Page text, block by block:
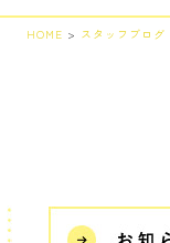
HOME > スタッフブログ